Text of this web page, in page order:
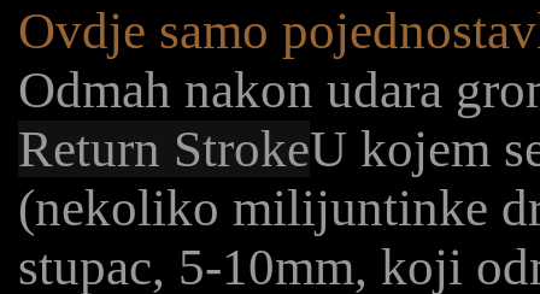
Ovdje samo
Odmah nakon udara
Return StrokeU kojem
(nekoliko milijuntinke
stupac, 5-10mm, koji